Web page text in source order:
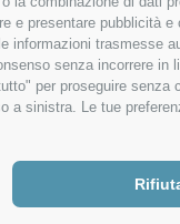
e presentare pubblicità
trasmesse
senza incorrere
per proseguire
sinistra. Le tue